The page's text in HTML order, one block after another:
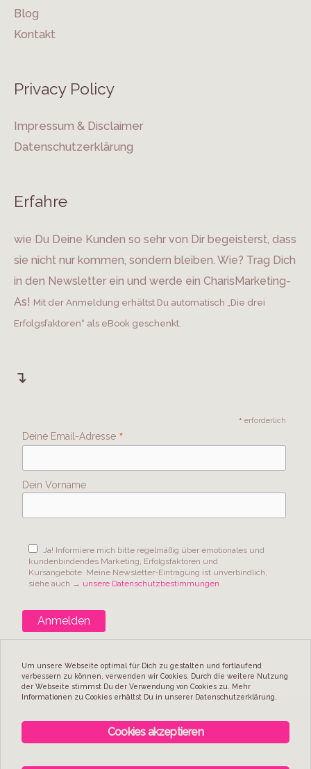
Blog
Kontakt
Privacy Policy
Impressum & Disclaimer
Datenschutzerklärung
Erfahre
wie Du Deine Kunden so sehr von Dir begeisterst, dass
sie nicht nur kommen, sondern bleiben. Wie? Trag Dich
in den Newsletter ein und werde ein CharisMarketing-
As! Mit der Anmeldung erhältst Du automatisch „Die drei
Erfolgsfaktoren“ als eBook geschenkt.
↴
* erforderlich
Deine Email-Adresse *
Dein Vorname
Ja! Informiere mich bitte regelmäßig über emotionales und
kundenbindendes Marketing, Erfolgsfaktoren und
Kursangebote. Meine Newsletter-Eintragung ist unverbindlich,
siehe auch → unsere Datenschutzbestimmungen
© Copyright Charismarketing.Coach
2026 | All Rights
Um unsere Webseite optimal für Dich zu gestalten und fortlaufend
verbessern zu können, verwenden wir Cookies. Durch die weitere Nutzung
der Webseite stimmst Du der Verwendung von Cookies zu. Mehr
Informationen zu Cookies erhältst Du in unserer Datenschutzerklärung
Cookies akzeptieren